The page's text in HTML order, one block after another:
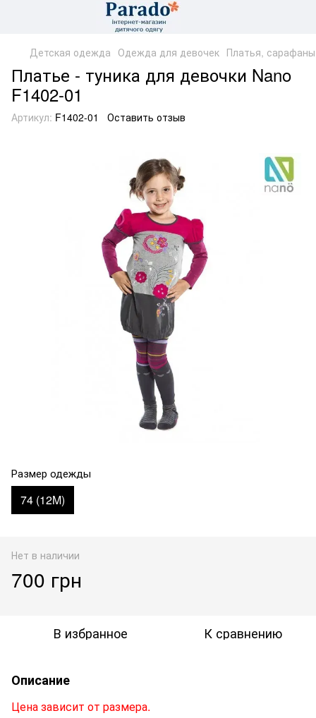
Детская одежда Одежда для девочек Платья, сарафаны
Платье - туника для девочки Nano
F1402-01
Артикул: F1402-01 Оставить отзыв
Размер одежды
74 (12M)
Нет в наличии
700 грн
В избранное К сравнению
Описание
Цена зависит от размера.